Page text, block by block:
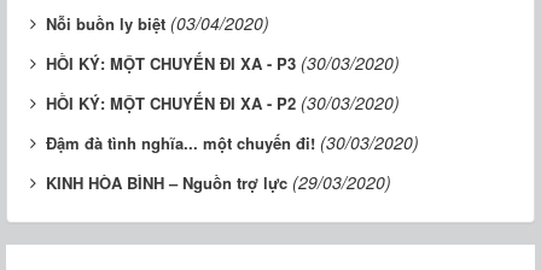
Nỗi buồn ly biệt (03/04/2020)
HỒI KÝ: MỘT CHUYẾN ĐI XA - P3 (30/03/2020)
HỒI KÝ: MỘT CHUYẾN ĐI XA - P2 (30/03/2020)
Đậm đà tình nghĩa... một chuyến đi! (30/03/2020)
KINH HÒA BÌNH – Nguồn trợ lực (29/03/2020)